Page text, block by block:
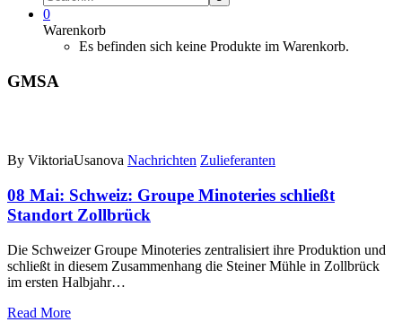
0
Warenkorb
Es befinden sich keine Produkte im Warenkorb.
GMSA
By ViktoriaUsanova Nachrichten Zulieferanten
08 Mai: Schweiz: Groupe Minoteries schließt
Standort Zollbrück
Die Schweizer Groupe Minoteries zentralisiert ihre Produktion und
schließt in diesem Zusammenhang die Steiner Mühle in Zollbrück
im ersten Halbjahr…
Read More